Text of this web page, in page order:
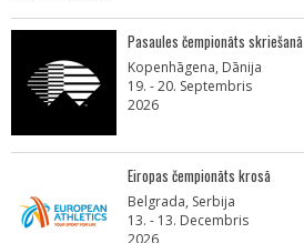
Pasaules čempionāts skriešanā
Kopenhāgena, Dānija
19. - 20. Septembris
2026
Eiropas čempionāts krosā
Belgrada, Serbija
13. - 13. Decembris
2026